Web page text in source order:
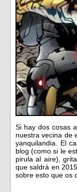
Si hay dos cosas
nuestra vecina de
yanquilandia. El
blog (como si le
pirula al aire),
que saldrá en
sobre esto que os